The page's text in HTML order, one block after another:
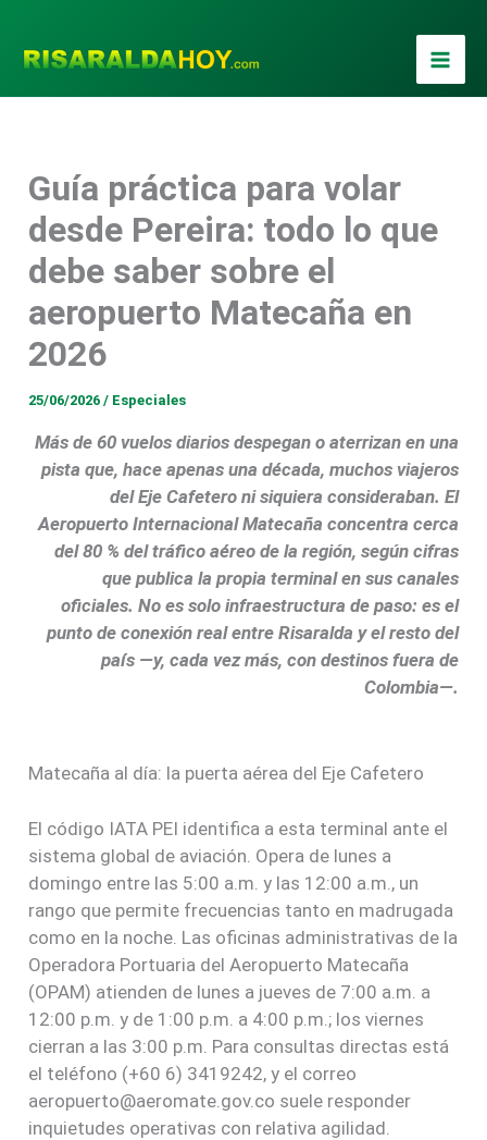
contenido
Guía práctica para volar
desde Pereira: todo lo que
debe saber sobre el
aeropuerto Matecaña en
2026
25/06/2026/ Especiales
Más de 60 vuelos diarios despegan o aterrizan en una
pista que, hace apenas una década, muchos viajeros
del Eje Cafetero ni siquiera consideraban. El
Aeropuerto Internacional Matecaña concentra cerca
del 80 % del tráfico aéreo de la región, según cifras
que publica la propia terminal en sus canales
oficiales. No es solo infraestructura de paso: es el
punto de conexión real entre Risaralda y el resto del
país —y, cada vez más, con destinos fuera de
Colombia—.
Matecaña al día: la puerta aérea del Eje Cafetero
El código IATA PEI identifica a esta terminal ante el
sistema global de aviación. Opera de lunes a
domingo entre las 5:00 a.m. y las 12:00 a.m., un
rango que permite frecuencias tanto en madrugada
como en la noche. Las oficinas administrativas de la
Operadora Portuaria del Aeropuerto Matecaña
(OPAM) atienden de lunes a jueves de 7:00 a.m. a
12:00 p.m. y de 1:00 p.m. a 4:00 p.m.; los viernes
cierran a las 3:00 p.m. Para consultas directas está
el teléfono (+60 6) 3419242, y el correo
aeropuerto@aeromate.gov.co suele responder
inquietudes operativas con relativa agilidad.